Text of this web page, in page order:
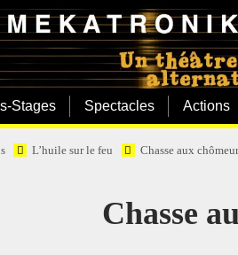
Stages Spectacles Actions
L’huile sur le feu Chasse aux
Chasse